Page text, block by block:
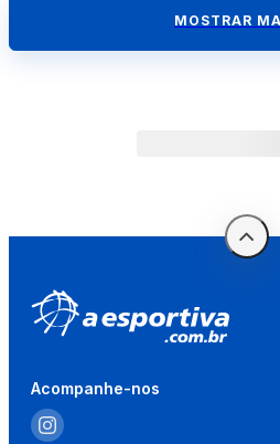
MOSTRAR
Acompanhe-nos